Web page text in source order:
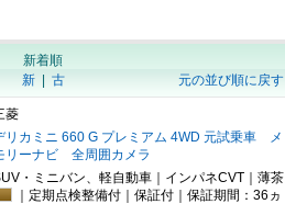
新着順
新| 古 元の並び順に戻す
菱
リカミニ 660 G プレミアム 4WD 元試乗車 メ
リーナビ 全周囲カメラ
・ミニバン、軽自動車｜インパネCVT｜薄茶
｜定期点検整備付｜保証付｜保証期間：36ヵ